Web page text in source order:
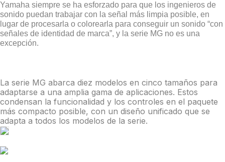
Yamaha siempre se ha esforzado para que los ingenieros de
sonido puedan trabajar con la señal más limpia posible, en
lugar de procesarla o colorearla para conseguir un sonido “con
señales de identidad de marca”, y la serie MG no es una
excepción.
La serie MG abarca diez modelos en cinco tamaños para
adaptarse a una amplia gama de aplicaciones. Estos
condensan la funcionalidad y los controles en el paquete
más compacto posible, con un diseño unificado que se
adapta a todos los modelos de la serie.